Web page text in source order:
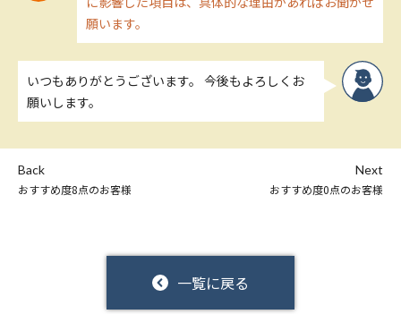
願います。
いつもありがとうございます。 今後もよろしくお
願いします。
Back
おすすめ度8点のお客様
一覧に戻る
Next
おすすめ度0点のお客様